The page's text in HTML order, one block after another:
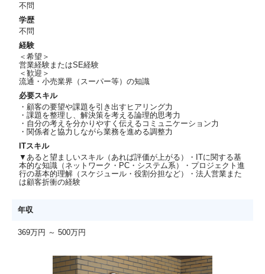
不問
学歴
不問
経験
＜希望＞
営業経験またはSE経験
＜歓迎＞
流通・小売業界（スーパー等）の知識
必要スキル
・顧客の要望や課題を引き出すヒアリング力
・課題を整理し、解決策を考える論理的思考力
・自分の考えを分かりやすく伝えるコミュニケーション力
・関係者と協力しながら業務を進める調整力
ITスキル
▼あると望ましいスキル（あれば評価が上がる）・ITに関する基
本的な知識（ネットワーク・PC・システム系）・プロジェクト進
行の基本的理解（スケジュール・役割分担など）・法人営業また
は顧客折衝の経験
年収
369万円 ～ 500万円